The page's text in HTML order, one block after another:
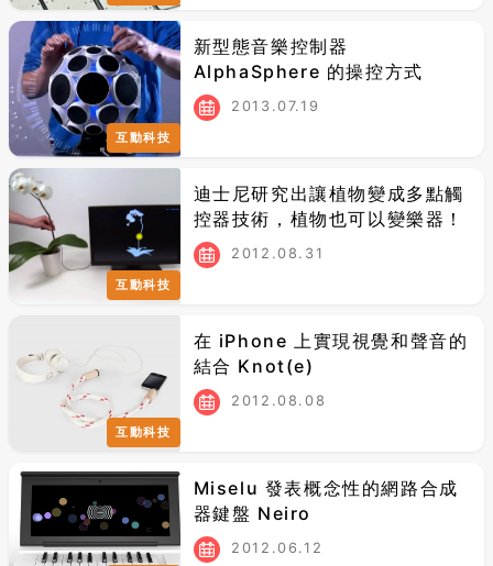
互動科技
新型態音樂控制器
AlphaSphere 的操控方式
2013.07.19
互動科技
迪士尼研究出讓植物變成多點觸
控器技術，植物也可以變樂器！
2012.08.31
互動科技
在 iPhone 上實現視覺和聲音的
結合 Knot(e)
2012.08.08
Miselu 發表概念性的網路合成
器鍵盤 Neiro
2012.06.12